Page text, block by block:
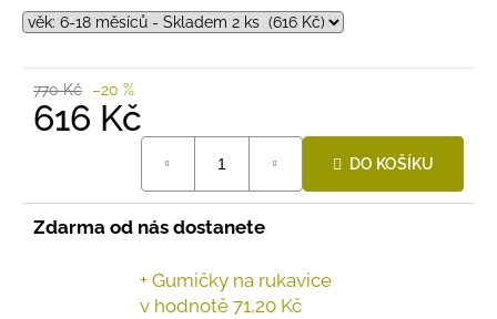
770 Kč –20 %
616 Kč
DO KOŠÍKU
Zdarma od nás dostanete
+ Gumičky na rukavice
v hodnotě 71,20 Kč